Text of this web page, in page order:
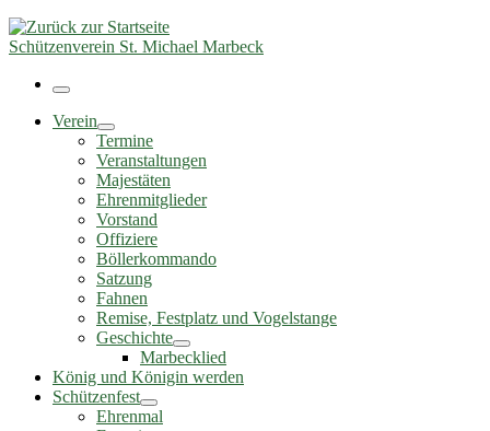
Schützenverein St. Michael Marbeck
Menü
Verein
Termine
Veranstaltungen
Majestäten
Ehrenmitglieder
Vorstand
Offiziere
Böllerkommando
Satzung
Fahnen
Remise, Festplatz und Vogelstange
Geschichte
Marbecklied
König und Königin werden
Schützenfest
Ehrenmal